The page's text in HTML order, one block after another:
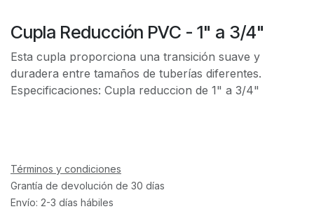
Cupla Reducción PVC - 1" a 3/4"
Esta cupla proporciona una transición suave y
duradera entre tamaños de tuberías diferentes.
Especificaciones: Cupla reduccion de 1" a 3/4"
Términos y condiciones
Grantía de devolución de 30 días
Envío: 2-3 días hábiles